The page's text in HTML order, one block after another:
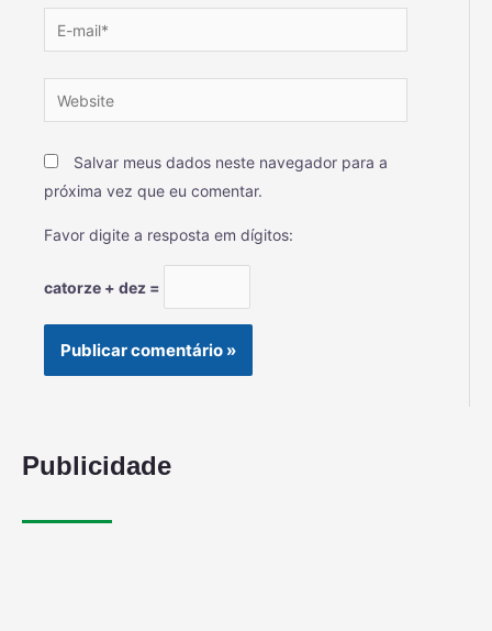
Salvar meus dados neste navegador para a
próxima vez que eu comentar.
Favor digite a resposta em dígitos:
catorze + dez =
Publicidade